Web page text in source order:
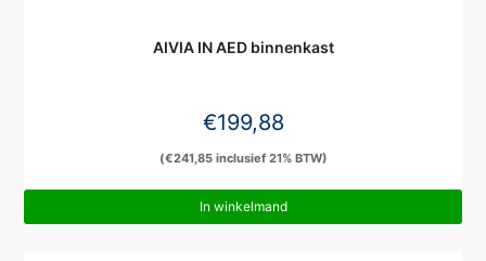
AIVIA IN AED binnenkast
€199,88
(€241,85inclusief 21% BTW)
In winkelmand